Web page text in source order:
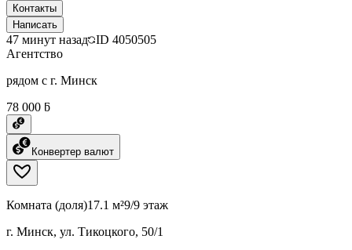
Контакты
Написать
47 минут назад ID 4050505
Агентство
рядом с г. Минск
78 000 ƃ
Конвертер валют
Комната (доля)17.1 м²9/9 этаж
г. Минск, ул. Тикоцкого, 50/1